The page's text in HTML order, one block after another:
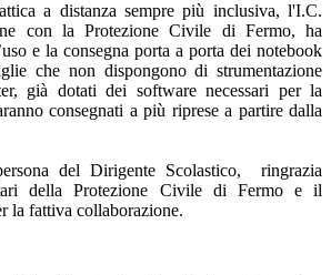
a distanza sempre più inclusiva, l'I.C.
con la Protezione Civile di Fermo, ha
e la consegna porta a porta dei notebook
che non dispongono di strumentazione
già dotati dei software necessari per la
consegnati a più riprese a partire dalla
del Dirigente Scolastico, ringrazia
della Protezione Civile di Fermo e il
la fattiva collaborazione.